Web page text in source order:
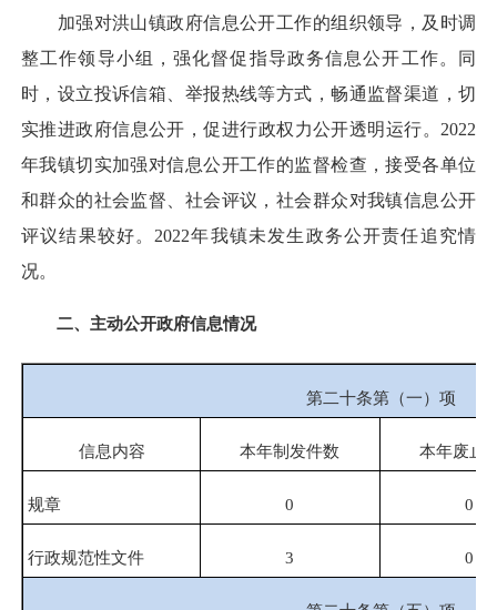
加强对洪山镇政府信息公开工作的组织领导，及时调
整工作领导小组，强化督促指导政务信息公开工作。同
时，设立投诉信箱、举报热线等方式，畅通监督渠道，切
实推进政府信息公开，促进行政权力公开透明运行。2022
年我镇切实加强对信息公开工作的监督检查，接受各单位
和群众的社会监督、社会评议，社会群众对我镇信息公开
评议结果较好。2022年我镇未发生政务公开责任追究情
况。
二、主动公开政府信息情况
第二十条第（一）项
信息内容 本年制发件数 本年废止
规章 0 0
行政规范性文件 3 0